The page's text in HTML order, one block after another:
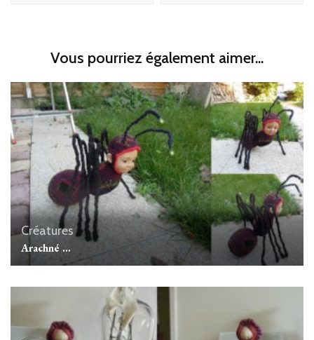
Vous pourriez également aimer...
Créatures
Arachné …